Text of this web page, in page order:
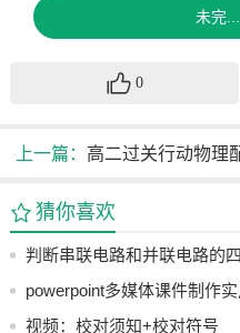
难度，以便更好地决定是否
况，听听他们的意见和建议。
更改科目的能力和条件。
家参考：
1. 物理例题：高二物理常见
能定理综合题、电磁感应综
2. 常见问题：常见的问题包
未完
0
上一篇： 高二过关行动物理
猜你喜欢
判断串联电路和并联电路的
来！
powerpoint多媒体课件制作
包共享
视频：校对须知+校对符号